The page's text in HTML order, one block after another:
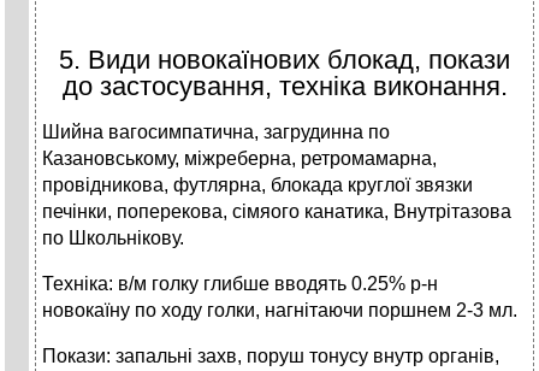
5. Види новокаїнових блокад, покази
до застосування, техніка виконання.
Шийна вагосимпатична, загрудинна по
Казановському, міжреберна, ретромамарна,
провідникова, футлярна, блокада круглої звязки
печінки, поперекова, сімяого канатика, Внутрітазова
по Школьнікову.
Техніка: в/м голку глибше вводять 0.25% р-н
новокаїну по ходу голки, нагнітаючи поршнем 2-3 мл.
Покази: запальні захв, поруш тонусу внутр органів,